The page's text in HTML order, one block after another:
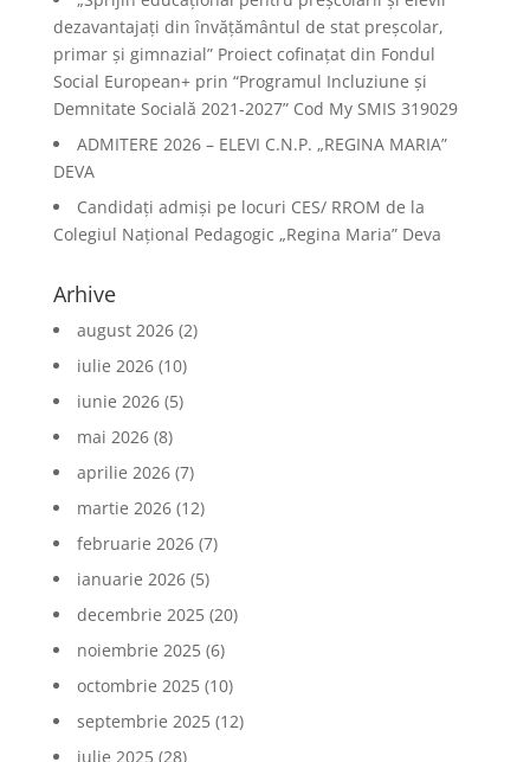
dezavantajați din învățământul de stat preșcolar,
primar și gimnazial” Proiect cofinațat din Fondul
Social European+ prin “Programul Incluziune și
Demnitate Socială 2021-2027” Cod My SMIS 319029
ADMITERE 2026 – ELEVI C.N.P. „REGINA MARIA”
DEVA
Candidați admiși pe locuri CES/ RROM de la
Colegiul Național Pedagogic „Regina Maria” Deva
Arhive
august 2026(2)
iulie 2026(10)
iunie 2026(5)
mai 2026(8)
aprilie 2026(7)
martie 2026(12)
februarie 2026(7)
ianuarie 2026(5)
decembrie 2025(20)
noiembrie 2025(6)
octombrie 2025(10)
septembrie 2025(12)
iulie 2025(28)